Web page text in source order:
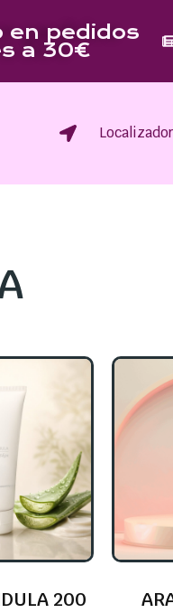
en pedidos
a 30€
200